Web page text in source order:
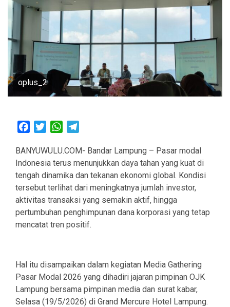
oplus_2
FacebookTwitterWhatsApp
BANYUWULU.COM- Bandar Lampung – Pasar modal
Indonesia terus menunjukkan daya tahan yang kuat di
tengah dinamika dan tekanan ekonomi global. Kondisi
tersebut terlihat dari meningkatnya jumlah investor,
aktivitas transaksi yang semakin aktif, hingga
pertumbuhan penghimpunan dana korporasi yang tetap
mencatat tren positif.
Hal itu disampaikan dalam kegiatan Media Gathering
Pasar Modal 2026 yang dihadiri jajaran pimpinan OJK
Lampung bersama pimpinan media dan surat kabar,
Selasa (19/5/2026) di Grand Mercure Hotel Lampung.